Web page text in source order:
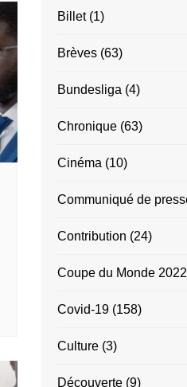
Billet(1)
Brèves (63)
Bundesliga (4)
Chronique (63)
Cinéma (10)
Communiqué de
Contribution (24)
Coupe du Monde 2022
Covid-19 (158)
Culture (3)
Découverte (9)